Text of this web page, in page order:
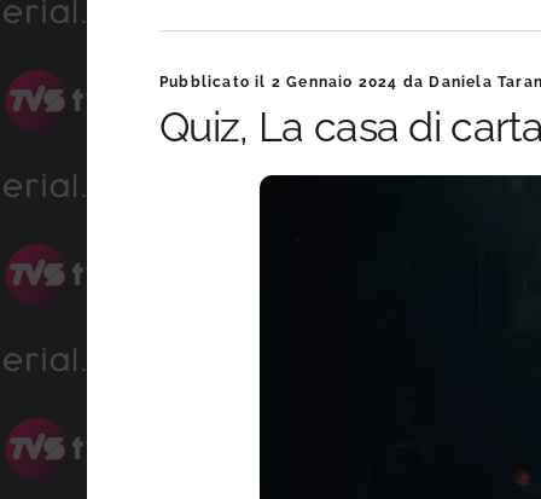
Pubblicato il 2 Gennaio 2024 da Daniela
Quiz, La casa di